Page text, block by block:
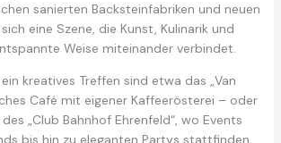
sanierten Backsteinfabriken und neuen
eine Szene, die Kunst, Kulinarik und
Weise miteinander verbindet.
kreatives Treffen sind etwa das „Van
Café mit eigener Kaffeerösterei – oder
„Club Bahnhof Ehrenfeld“, wo Events